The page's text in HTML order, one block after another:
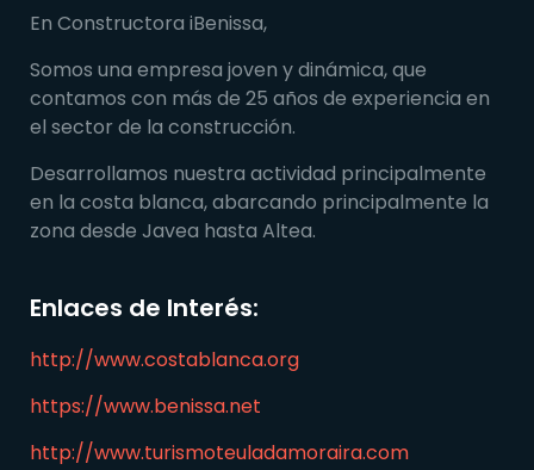
En Constructora iBenissa,
Somos una empresa joven y dinámica, que
contamos con más de 25 años de experiencia en
el sector de la construcción.
Desarrollamos nuestra actividad principalmente
en la costa blanca, abarcando principalmente la
zona desde Javea hasta Altea.
Enlaces de Interés:
http://www.costablanca.org
https://www.benissa.net
http://www.turismoteuladamoraira.com